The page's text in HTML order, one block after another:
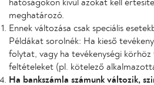
hatóságokon kívül azokat kell
meghatározó.
Ennek változása csak speciális
Példákat sorolnék: Ha kieső
folytat, vagy ha tevékenységi
feltételeket (pl. kötelező
Ha bankszámla számunk változik,